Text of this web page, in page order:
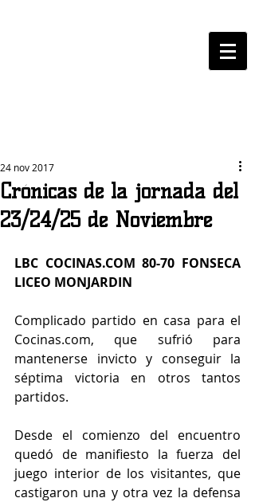
Crónicas de la jornada del
23/24/25 de Noviembre
24 nov 2017
LBC COCINAS.COM 80-70 FONSECA
LICEO MONJARDIN
Complicado partido en casa para el
Cocinas.com, que sufrió para
mantenerse invicto y conseguir la
séptima victoria en otros tantos
partidos.
Desde el comienzo del encuentro
quedó de manifiesto la fuerza del
juego interior de los visitantes, que
castigaron una y otra vez la defensa